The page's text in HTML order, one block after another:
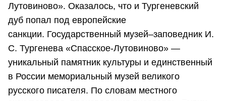
Лутовиново». Оказалось, что и Тургеневский
дуб попал под европейские
санкции. Государственный музей–заповедник И.
С. Тургенева «Спасское-Лутовиново» —
уникальный памятник культуры и единственный
в России мемориальный музей великого
русского писателя. По словам местного